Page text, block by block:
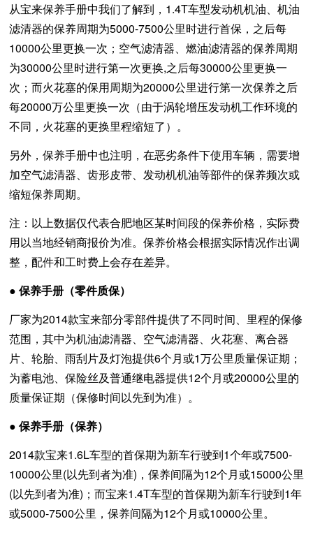
从宝来保养手册中我们了解到，1.4T车型发动机机油、机油
滤清器的保养周期为5000-7500公里时进行首保，之后每
10000公里更换一次；空气滤清器、燃油滤清器的保养周期
为30000公里时进行第一次更换,之后每30000公里更换一
次；而火花塞的保用周期为20000公里进行第一次保养之后
每20000万公里更换一次（由于涡轮增压发动机工作环境的
不同，火花塞的更换里程缩短了）。
另外，保养手册中也注明，在恶劣条件下使用车辆，需要增
加空气滤清器、齿形皮带、发动机机油等部件的保养频次或
缩短保养周期。
注：以上数据仅代表合肥地区某时间段的保养价格，实际费
用以当地经销商报价为准。保养价格会根据实际情况作出调
整，配件和工时费上会存在差异。
● 保养手册（零件质保）
厂家为2014款宝来部分零部件提供了不同时间、里程的保修
范围，其中为机油滤清器、空气滤清器、火花塞、离合器
片、轮胎、雨刮片及灯泡提供6个月或1万公里质量保证期；
为蓄电池、保险丝及普通继电器提供12个月或20000公里的
质量保证期（保修时间以先到为准）。
● 保养手册（保养）
2014款宝来1.6L车型的首保期为新车行驶到1个年或7500-
10000公里(以先到者为准)，保养间隔为12个月或15000公里
(以先到者为准)；而宝来1.4T车型的首保期为新车行驶到1年
或5000-7500公里，保养间隔为12个月或10000公里。